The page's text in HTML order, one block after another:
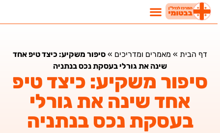
דף הבית»מאמרים ומדריכים»סיפור משקיע: כיצד טיפ אחד
שינה את גורלי בעסקת נכס בנתניה
סיפור משקיע: כיצד טיפ
אחד שינה את גורלי
בעסקת נכס בנתניה